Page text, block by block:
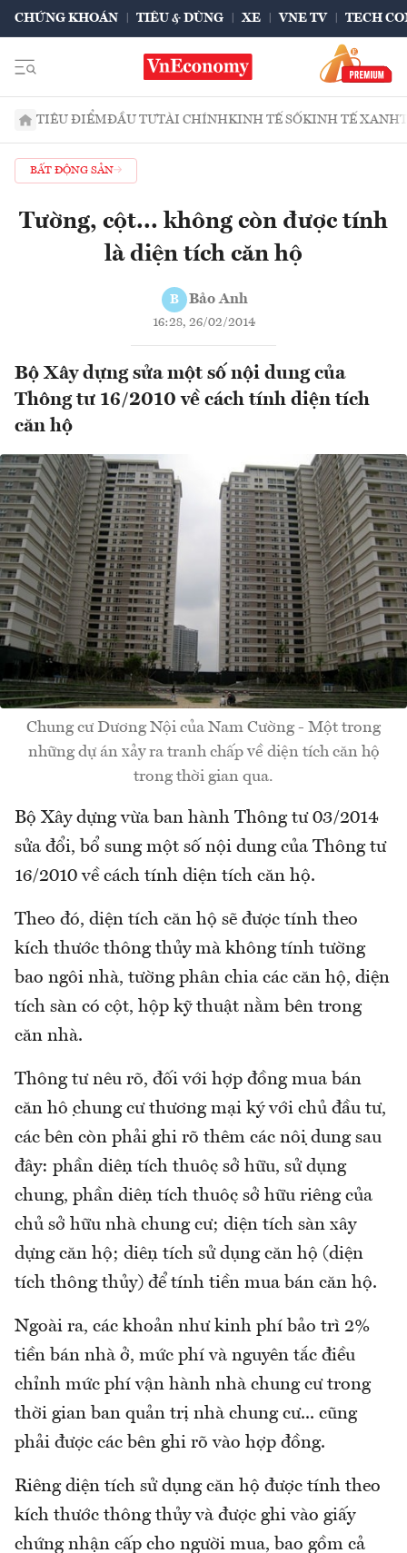
CHỨNG KHOÁN TIÊU & DÙNG XE VNE TV TECH
TIÊU ĐIỂMĐẦU TƯTÀI CHÍNHKINH TẾ SỐKINH TẾ XANH
BẤT ĐỘNG SẢN
Tường, cột... không còn được tính
là diện tích căn hộ
B Bảo Anh
16:28, 26/02/2014
Bộ Xây dựng sửa một số nội dung của
Thông tư 16/2010 về cách tính diện tích
căn hộ
Chung cư Dương Nội của Nam Cường - Một trong
những dự án xảy ra tranh chấp về diện tích căn hộ
trong thời gian qua.
Bộ Xây dựng vừa ban hành Thông tư 03/2014
sửa đổi, bổ sung một số nội dung của Thông tư
16/2010 về cách tính diện tích căn hộ.
Theo đó, diện tích căn hộ sẽ được tính theo
kích thước thông thủy mà không tính tường
bao ngôi nhà, tường phân chia các căn hộ, diện
tích sàn có cột, hộp kỹ thuật nằm bên trong
căn nhà.
Thông tư nêu rõ, đối với hợp đồng mua bán
căn hộ chung cư thương mại ký với chủ đầu tư,
các bên còn phải ghi rõ thêm các nội dung sau
đây: phần diện tích thuộc sở hữu, sử dụng
chung, phần diện tích thuộc sở hữu riêng của
chủ sở hữu nhà chung cư; diện tích sàn xây
dựng căn hộ; diện tích sử dụng căn hộ (diện
tích thông thủy) để tính tiền mua bán căn hộ.
Ngoài ra, các khoản như kinh phí bảo trì 2%
tiền bán nhà ở, mức phí và nguyên tắc điều
chỉnh mức phí vận hành nhà chung cư trong
thời gian ban quản trị nhà chung cư... cũng
phải được các bên ghi rõ vào hợp đồng.
Riêng diện tích sử dụng căn hộ được tính theo
kích thước thông thủy và được ghi vào giấy
chứng nhận cấp cho người mua, bao gồm cả